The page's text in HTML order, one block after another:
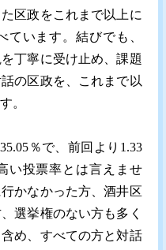
区政をこれまで以上に
ています。結びでも、
丁寧に受け止め、課題
の区政を、これまで以
。
％で、前回より1.33
い投票率とは言えませ
かなかった方、酒井区
選挙権のない方も多く
め、すべての方と対話